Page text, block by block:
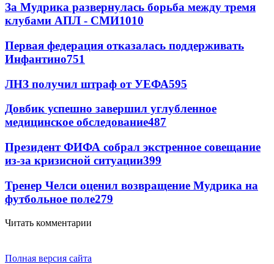
За Мудрика развернулась борьба между тремя
клубами АПЛ - СМИ1010
Первая федерация отказалась поддерживать
Инфантино751
ЛНЗ получил штраф от УЕФА595
Довбик успешно завершил углубленное
медицинское обследование487
Президент ФИФА собрал экстренное совещание
из-за кризисной ситуации399
Тренер Челси оценил возвращение Мудрика на
футбольное поле279
Читать комментарии
Полная версия сайта